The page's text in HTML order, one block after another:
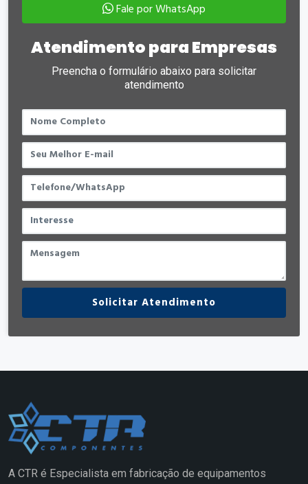
Fale por WhatsApp
Atendimento para Empresas
Preencha o formulário abaixo para solicitar
atendimento
Solicitar Atendimento
A CTR é Especialista em fabricação de equipamentos